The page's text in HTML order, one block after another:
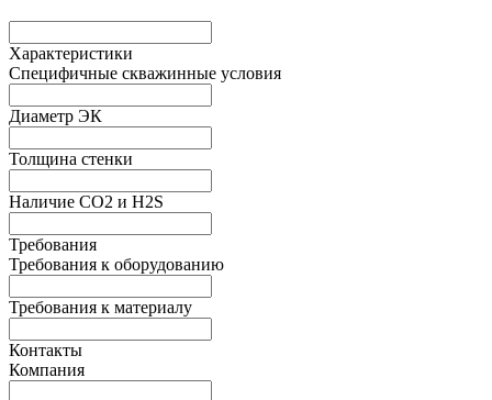
Характеристики
Специфичные скважинные условия
Диаметр ЭК
Толщина стенки
Наличие СО2 и H2S
Требования
Требования к оборудованию
Требования к материалу
Контакты
Компания